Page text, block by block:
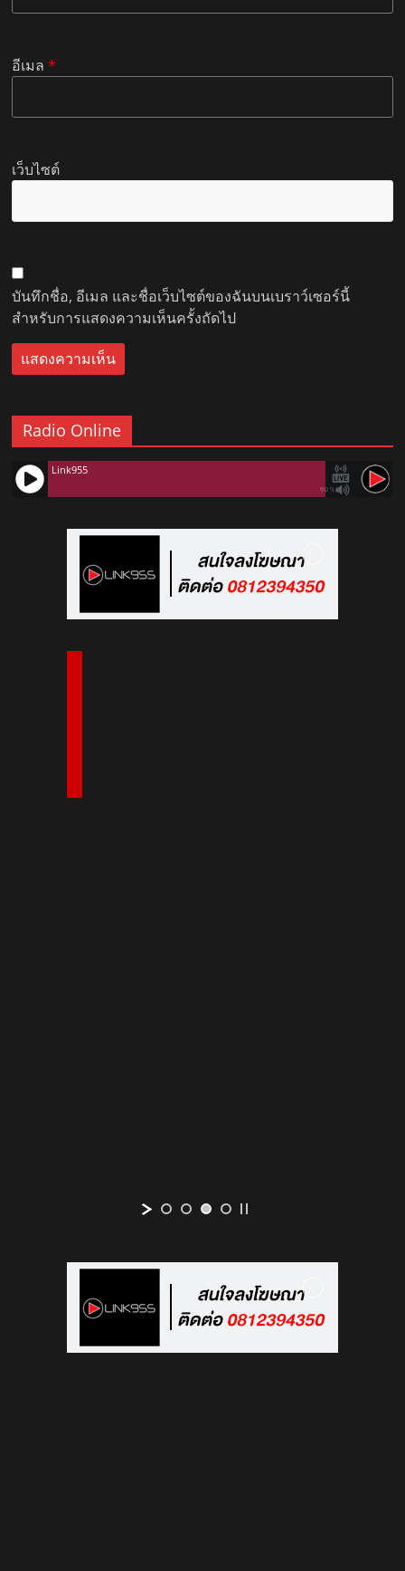
อีเมล*
เว็บไซต์
บันทึกชื่อ, อีเมล และชื่อเว็บไซต์ของฉันบนเบราว์เซอร์นี้
สำหรับการแสดงความเห็นครั้งถัดไป
Radio Online
90%
Link955